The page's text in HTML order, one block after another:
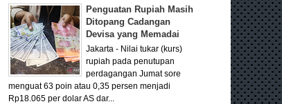
Penguatan Rupiah Masih
Ditopang Cadangan
Devisa yang Memadai
Jakarta - Nilai tukar (kurs)
rupiah pada penutupan
perdagangan Jumat sore
menguat 63 poin atau 0,35 persen menjadi
Rp18.065 per dolar AS dar...